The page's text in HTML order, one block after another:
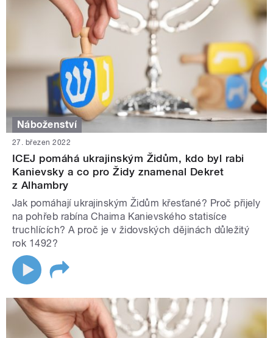
Náboženství
27. březen 2022
ICEJ pomáhá ukrajinským Židům, kdo byl rabi
Kanievsky a co pro Židy znamenal Dekret
z Alhambry
Jak pomáhají ukrajinským Židům křesťané? Proč přijely
na pohřeb rabína Chaima Kanievského statisíce
truchlících? A proč je v židovských dějinách důležitý
rok 1492?